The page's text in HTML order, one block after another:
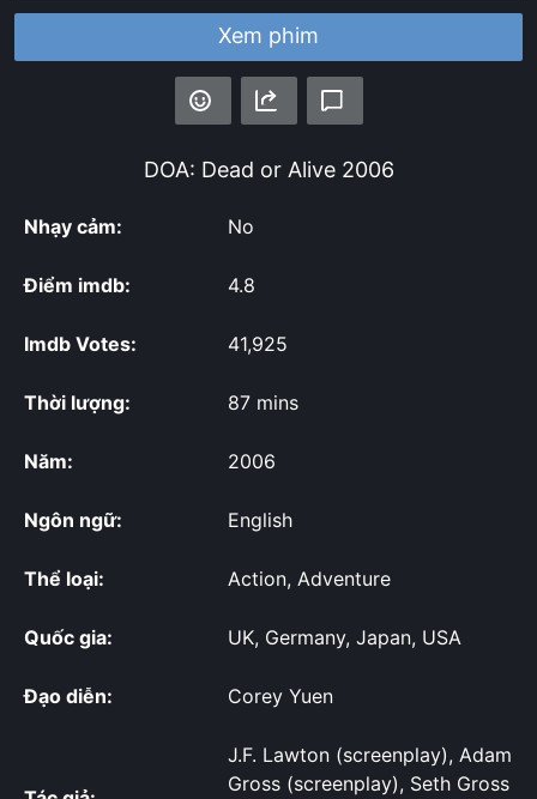
Xem phim
DOA: Dead or Alive2006
Nhạy cảm: No
Điểm imdb: 4.8
Imdb Votes: 41,925
Thời lượng: 87 mins
Năm: 2006
Ngôn ngữ: English
Thể loại: Action, Adventure
Quốc gia: UK, Germany, Japan, USA
Đạo diễn: Corey Yuen
J.F. Lawton (screenplay), Adam
Gross (screenplay), Seth Gross